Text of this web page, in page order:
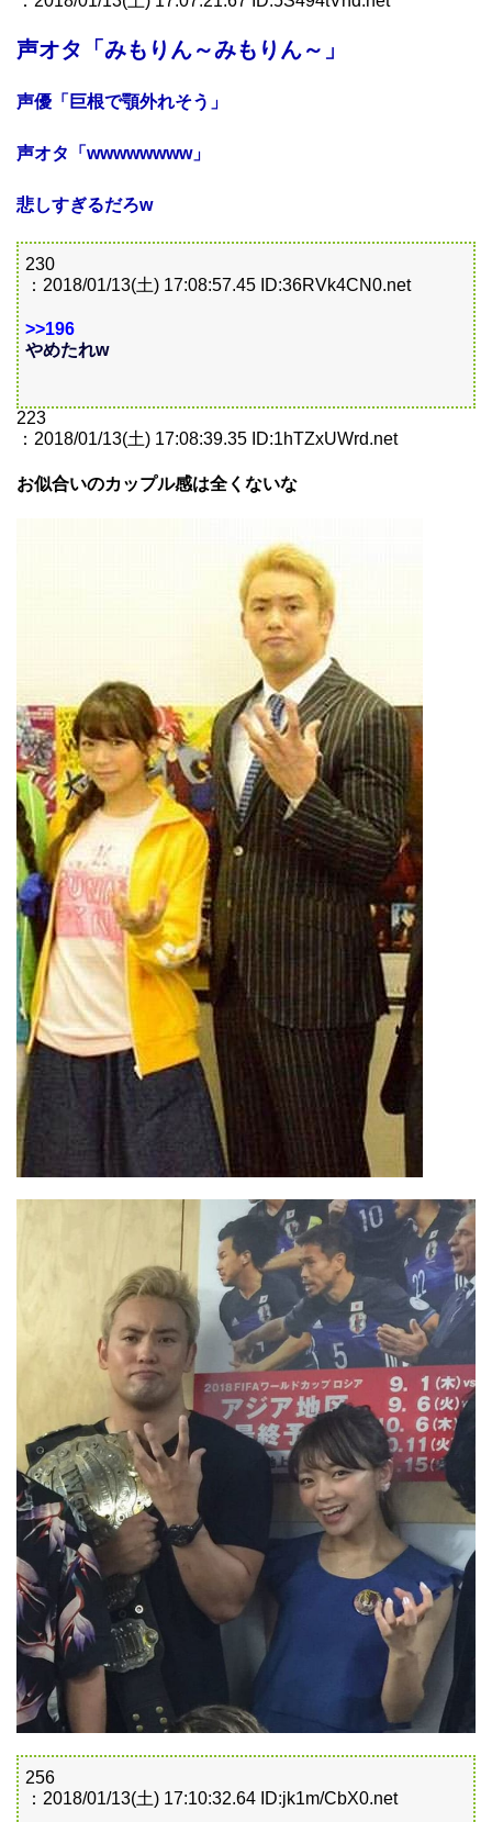
声オタ「みもりん～みもりん～」
声優「巨根で顎外れそう」
声オタ「wwwwwwww」
悲しすぎるだろw
230
：2018/01/13(土) 17:08:57.45 ID:36RVk4CN0.net
>>196
やめたれw
223
：2018/01/13(土) 17:08:39.35 ID:1hTZxUWrd.net
お似合いのカップル感は全くないな
256
：2018/01/13(土) 17:10:32.64 ID:jk1m/CbX0.net